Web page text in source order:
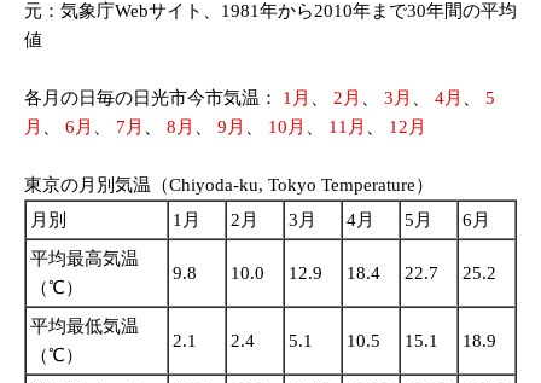
元：気象庁Webサイト、1981年から2010年まで30年間の平均
値
各月の日毎の日光市今市気温： 1月 、 2月 、 3月 、 4月 、 5
月 、 6月 、 7月 、 8月 、 9月 、 10月 、 11月 、 12月
東京の月別気温（Chiyoda-ku, Tokyo Temperature）
月別
1月 2月 3月 4月 5月
6月
平均最高気温
（℃）
9.8 10.0 12.9 18.4 22.7 25.2
平均最低気温
（℃）
2.1 2.4 5.1 10.5 15.1 18.9